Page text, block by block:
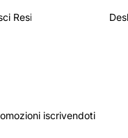
Resi
iscrivendoti